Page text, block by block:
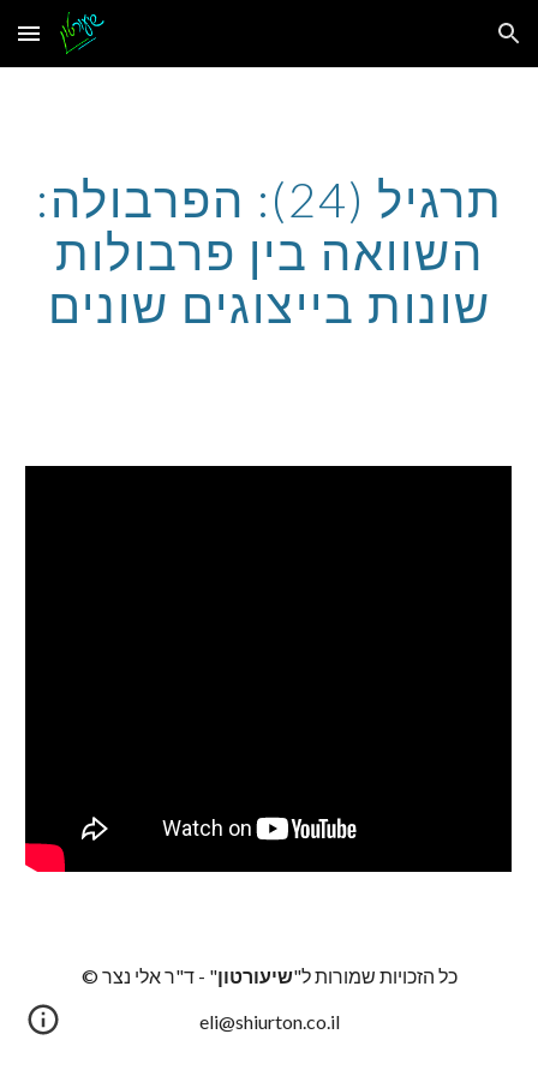
Skip to main content Skip to navigation
תרגיל (24): הפרבולה:
השוואה בין פרבולות
שונות בייצוגים שונים
כל הזכויות שמורות ל"שיעורטון" -ד"ראלי נצר ©
eli@shiurton.co.il